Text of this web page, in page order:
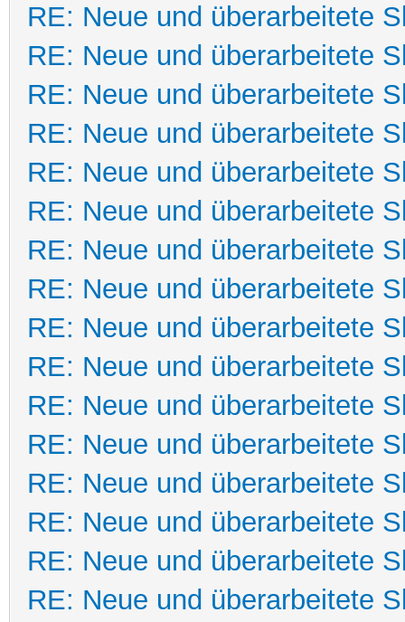
RE: Neue und überarbeitete
RE: Neue und überarbeitete
RE: Neue und überarbeitete
RE: Neue und überarbeitete
RE: Neue und überarbeitete
RE: Neue und überarbeitete
RE: Neue und überarbeitete
RE: Neue und überarbeitete
RE: Neue und überarbeitete
RE: Neue und überarbeitete
RE: Neue und überarbeitete
RE: Neue und überarbeitete
RE: Neue und überarbeitete
RE: Neue und überarbeitete
RE: Neue und überarbeitete
RE: Neue und überarbeitete